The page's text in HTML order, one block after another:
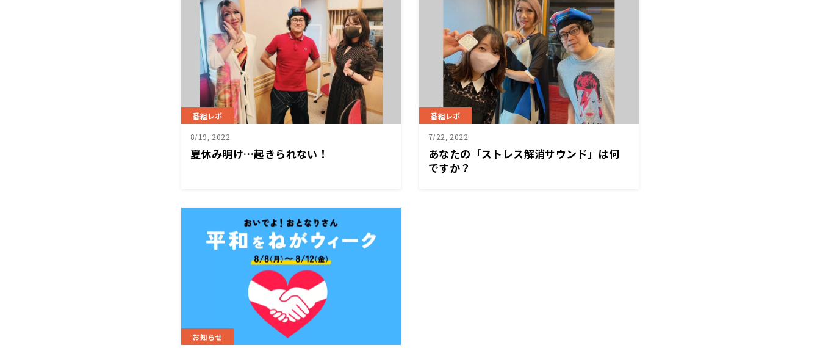
番組レポ
8/19, 2022
夏休み明け…起きられない！
番組レポ
7/22, 2022
あなたの「ストレス解消サウンド」は何
ですか？
お知らせ